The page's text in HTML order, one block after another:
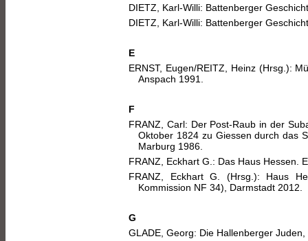
DIETZ, Karl-Willi: Battenberger
DIETZ, Karl-Willi: Battenberger
E
ERNST, Eugen/REITZ, Heinz (Hrsg.):
Anspach 1991.
F
FRANZ, Carl: Der Post-Raub in der
Oktober 1824 zu Giessen durch das
Marburg 1986.
FRANZ, Eckhart G.: Das Haus Hessen.
FRANZ, Eckhart G. (Hrsg.): Haus
Kommission NF 34), Darmstadt 2012.
G
GLADE, Georg: Die Hallenberger